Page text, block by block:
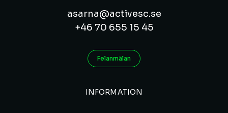
asarna@activesc.se
+46 70 655 15 45
Felanmälan
INFORMATION